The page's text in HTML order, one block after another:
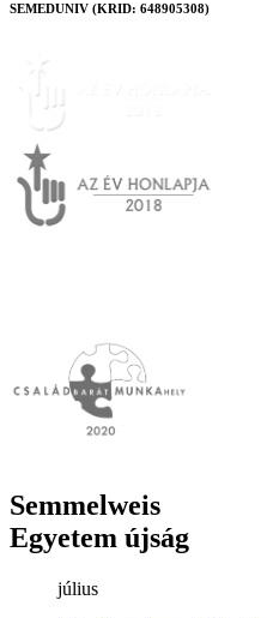
SEMEDUNIV (KRID: 648905308)
Semmelweis
Egyetem újság
július